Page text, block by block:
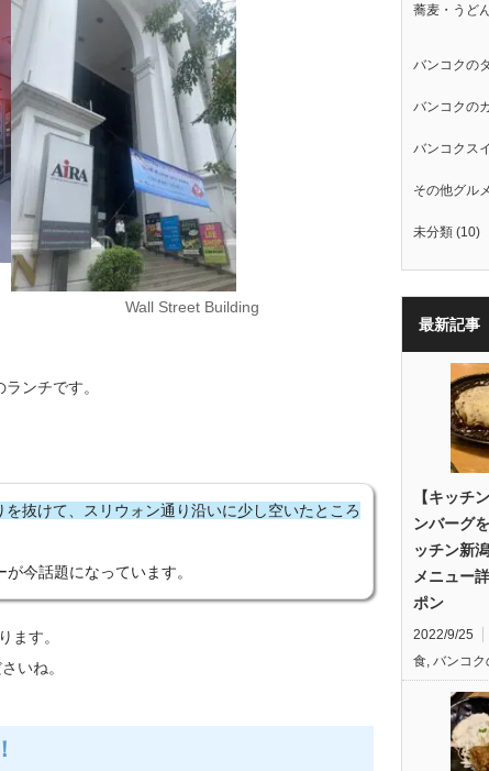
Wall Street Building
ランチです。
抜けて、スリウォン通り沿いに少し空いたところ
今話題になっています。
ます。
いね。
蕎麦・うど
バンコクの
バンコクの
バンコクス
その他グルメ
未分類 (10)
最新記事
【キッチ
ンバーグ
ッチン新
メニュー
ポン
2022/9/25
食, バンコク